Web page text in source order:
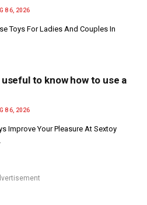
8 6, 2026
Toys For Ladies And Couples In
useful to know how to use a
8 6, 2026
Improve Your Pleasure At Sextoy